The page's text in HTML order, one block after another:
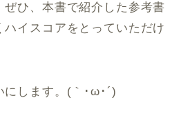
ぜひ、本書で紹介した参考書
ハイスコアをとっていただけ
します。(｀･ω･´)ゞ